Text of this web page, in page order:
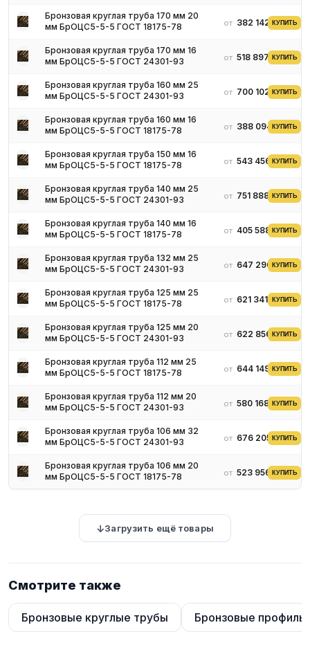
Бр03Ц7С5Н1 и некоторых других. Первые две марки в своем
составе олова не имеют, а содержат в большом количестве
алюминий, что делает их весьма легкими. Такие марки хорошо
подходят в качестве аппаратуры для химической отрасли.
криогенного оборудования.
Такие оловянные бронзы отличаются выраженными
антикоррозийными и антифрикционными свойствами,
жесткостью, прочностью, а также низким коэффициентом
трения. Они востребованы в автомобильной промышленности, к
Кроме алюминиевой и оловянной бронзы, также выделяют
никель. По своим механическим характеристикам такая бронза
весьма близка к стали высокой марки. Но, в сравнении со
транспортировку химических материалов, которые вызывают
экологичным материалом и имеет хорошую устойчивость к
ударам. Ее используют при изготовлении насосов и
Бериллиевую бронзу получают посредством добавления от 1.8
самый износостойкий. Трубы отличаются отменной прочностью
и упругостью, а потому их применяют в экстремальных
условиях, при существенных перепадах температур, а также
влиянии агрессивной химической среды.
Свинцовая бронза востребована меньше, из-за присутствия в
составе вредного вещества. Достоинство свинцовой бронзы,
антифрикционные качества (низкий показатель трения). Такую
бронзу используют при изготовлении вкладок подшипников
Марганцевую бронзу задействуют в производстве паровой
Труба из бронзы общего применения изготавливается в
отлива трубных бронзовых изделий регламентируется ГОСТ
Бронзовый трубопрокат выпускают следующих
высокоточных параметров:
Бронзовая круглая труба 170 мм 20
мм БрОЦС5-5-5 ГОСТ 18175-78
от 382 142 ₽КУПИТЬ
Бронзовая круглая труба 170 мм 16
мм БрОЦС5-5-5 ГОСТ 24301-93
от 518 897 ₽КУПИТЬ
Бронзовая круглая труба 160 мм 25
мм БрОЦС5-5-5 ГОСТ 24301-93
от 700 102 ₽КУПИТЬ
Бронзовая круглая труба 160 мм 16
мм БрОЦС5-5-5 ГОСТ 18175-78
от 388 094 ₽КУПИТЬ
Бронзовая круглая труба 150 мм 16
мм БрОЦС5-5-5 ГОСТ 18175-78
от 543 456 ₽КУПИТЬ
Бронзовая круглая труба 140 мм 25
мм БрОЦС5-5-5 ГОСТ 24301-93
от 751 888 ₽КУПИТЬ
Бронзовая круглая труба 140 мм 16
мм БрОЦС5-5-5 ГОСТ 18175-78
от 405 588 ₽КУПИТЬ
Бронзовая круглая труба 132 мм 25
мм БрОЦС5-5-5 ГОСТ 24301-93
от 647 290 ₽КУПИТЬ
Бронзовая круглая труба 125 мм 25
мм БрОЦС5-5-5 ГОСТ 18175-78
от 621 341 ₽КУПИТЬ
Бронзовая круглая труба 125 мм 20
мм БрОЦС5-5-5 ГОСТ 24301-93
от 622 856 ₽КУПИТЬ
Бронзовая круглая труба 112 мм 25
мм БрОЦС5-5-5 ГОСТ 18175-78
от 644 149 ₽КУПИТЬ
Бронзовая круглая труба 112 мм 20
мм БрОЦС5-5-5 ГОСТ 24301-93
от 580 168 ₽КУПИТЬ
Бронзовая круглая труба 106 мм 32
мм БрОЦС5-5-5 ГОСТ 24301-93
от 676 205 ₽КУПИТЬ
Бронзовая круглая труба 106 мм 20
мм БрОЦС5-5-5 ГОСТ 18175-78
от 523 956 ₽КУПИТЬ
Загрузить ещё товары
Смотрите также
Бронзовые круглые трубы Бронзовые